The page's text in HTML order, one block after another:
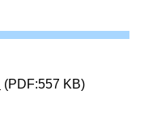
(PDF:557 KB)